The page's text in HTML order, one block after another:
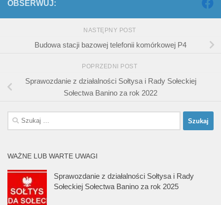
OBSERWUJ:
NASTĘPNY POST
Budowa stacji bazowej telefonii komórkowej P4
POPRZEDNI POST
Sprawozdanie z działalności Sołtysa i Rady Sołeckiej
Sołectwa Banino za rok 2022
Szukaj:
WAŻNE LUB WARTE UWAGI
Sprawozdanie z działalności Sołtysa i Rady
Sołeckiej Sołectwa Banino za rok 2025